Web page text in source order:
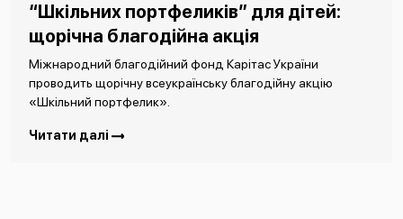
“Шкільних портфеликів” для дітей:
щорічна благодійна акція
Міжнародний благодійний фонд Карітас України
проводить щорічну всеукраїнську благодійну акцію
«Шкільний портфелик».
Читати далі